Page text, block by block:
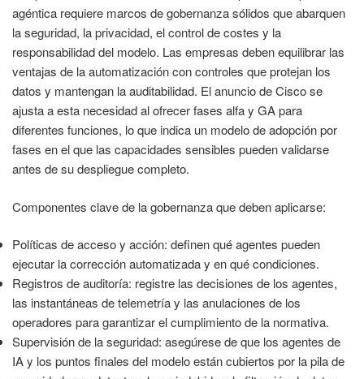
agéntica requiere marcos de gobernanza sólidos que abarquen
la seguridad, la privacidad, el control de costes y la
responsabilidad del modelo. Las empresas deben equilibrar las
ventajas de la automatización con controles que protejan los
datos y mantengan la auditabilidad. El anuncio de Cisco se
ajusta a esta necesidad al ofrecer fases alfa y GA para
diferentes funciones, lo que indica un modelo de adopción por
fases en el que las capacidades sensibles pueden validarse
antes de su despliegue completo.
Componentes clave de la gobernanza que deben aplicarse:
Políticas de acceso y acción: definen qué agentes pueden
ejecutar la corrección automatizada y en qué condiciones.
Registros de auditoría: registre las decisiones de los agentes,
las instantáneas de telemetría y las anulaciones de los
operadores para garantizar el cumplimiento de la normativa.
Supervisión de la seguridad: asegúrese de que los agentes de
IA y los puntos finales del modelo están cubiertos por la pila de